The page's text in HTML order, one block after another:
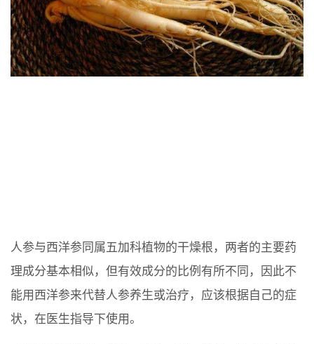
人参与西洋参同属五加科植物的干燥根，两者的主要药
理成分基本相似，但有效成分的比例有所不同，因此不
能用西洋参来代替人参养生或治疗，应该根据自己的症
状，在医生指导下使用。